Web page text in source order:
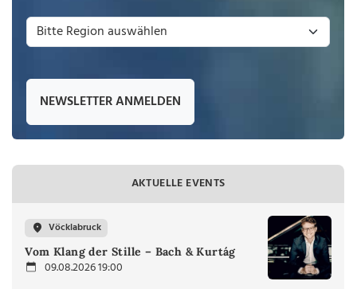
NEWSLETTER ANMELDEN
AKTUELLE EVENTS
Vöcklabruck
Vom Klang der Stille – Bach & Kurtág
09.08.2026 19:00